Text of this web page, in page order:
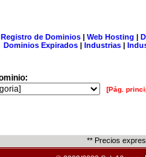
Registro de Dominios| Web Hosting |
Dominios Expirados | Industrias |
[Pág.
** Precios